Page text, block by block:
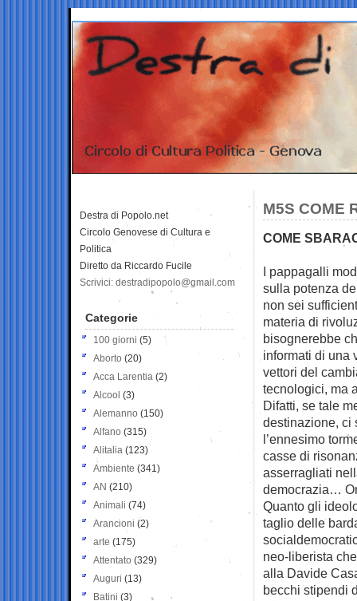
M5S COME
COME
I pappagalli
sulla potenza
non sei
materia di
bisognerebbe
informati di una
vettori del
tecnologici, ma
Difatti, se tale
destinazione, ci
l’ennesimo
casse di
asserragliati
democrazia…
Quanto gli
taglio delle
neo-liberista
alla Davide
becchi stipendi
Destra di Popolo.net
Circolo Genovese di Cultura e
Politica
Diretto da Riccardo Fucile
Scrivici: destradipopolo@gmail.com
Categorie
100 giorni (5)
Aborto (20)
Acca Larentia (2)
Alcool (3)
Alemanno (150)
Alfano (315)
Alitalia (123)
Ambiente (341)
AN (210)
Animali (74)
Arancioni (2)
arte (175)
Attentato (329)
Auguri (13)
Batini (3)